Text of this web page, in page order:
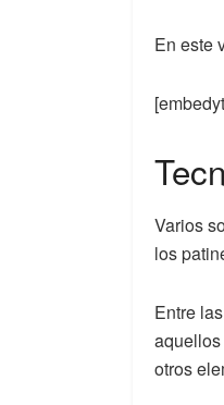
En este
Varios
los
Entre
otros